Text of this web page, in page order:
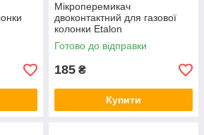
Мікроперемикач
двоконтактний для газової
колонки Etalon
Готово до відправки
185 ₴
Купити